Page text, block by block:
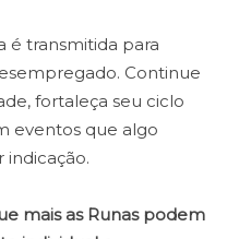
é transmitida para
Continue
fortaleça seu ciclo
eventos que algo
mais as Runas podem